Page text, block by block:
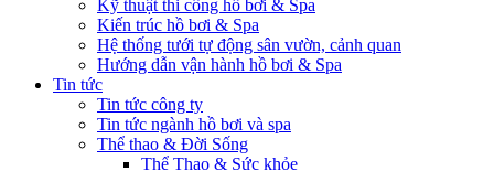
Kỹ thuật thi công hồ bơi & Spa
Kiến trúc hồ bơi & Spa
Hệ thống tưới tự động sân vườn, cảnh quan
Hướng dẫn vận hành hồ bơi & Spa
Tin tức
Tin tức công ty
Tin tức ngành hồ bơi và spa
Thể thao & Đời Sống
Thể Thao & Sức khỏe